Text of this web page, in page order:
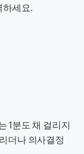
하세요.
1분도 채 걸리지
더나 의사결정